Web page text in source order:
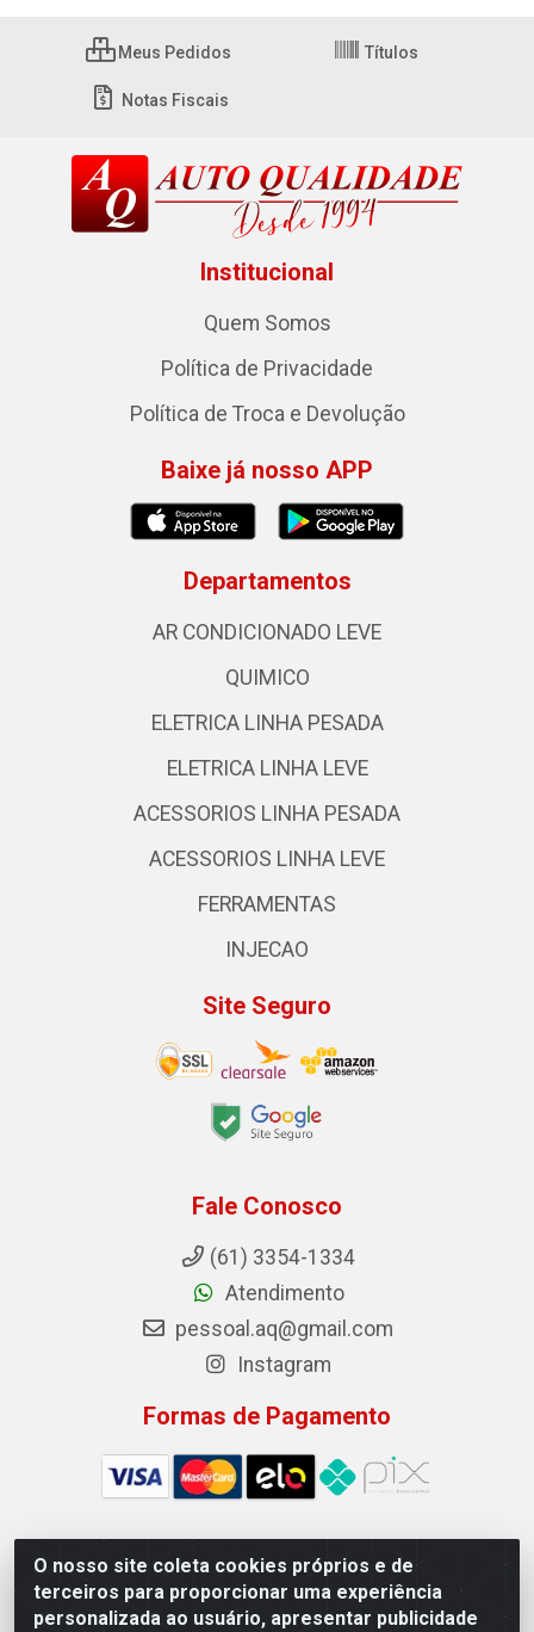
O nosso site coleta cookies próprios e de
terceiros para proporcionar uma experiência
personalizada ao usuário, apresentar publicidade
Meus Pedidos Títulos
Notas Fiscais
Institucional
Quem Somos
Política de Privacidade
Política de Troca e Devolução
Baixe já nosso APP
Departamentos
AR CONDICIONADO LEVE
QUIMICO
ELETRICA LINHA PESADA
ELETRICA LINHA LEVE
ACESSORIOS LINHA PESADA
ACESSORIOS LINHA LEVE
FERRAMENTAS
INJECAO
Site Seguro
Fale Conosco
(61) 3354-1334
Atendimento
pessoal.aq@gmail.com
Instagram
Formas de Pagamento
Auto Qualidade Comercio de Pecas LTDA - Quadra Qi
23, S/N, Lote 05/06 - Taguatinga, Brasília/DF - CEP